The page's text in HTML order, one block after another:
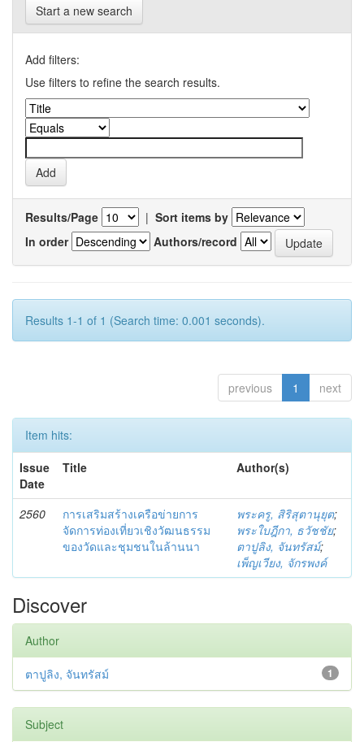
Start a new search
Add filters:
Use filters to refine the search results.
Results/Page | Sort items by
In order
Authors/record
Results 1-1 of 1 (Search time: 0.001 seconds).
previous 1 next
Item hits:
Issue
Date
Title Author(s)
2560
การเสริมสร้างเครือข่ายการ
จัดการท่องเที่ยวเชิงวัฒนธรรม
ของวัดและชุมชนในล้านนา
พระครู, สิริสุตานุยุต;
พระใบฎีกา, ธวัชชัย;
ตาปูลิง, จันทรัสม์;
เพ็ญเวียง, จักรพงค์
Discover
Author
1
ตาปูลิง, จันทรัสม์
Subject